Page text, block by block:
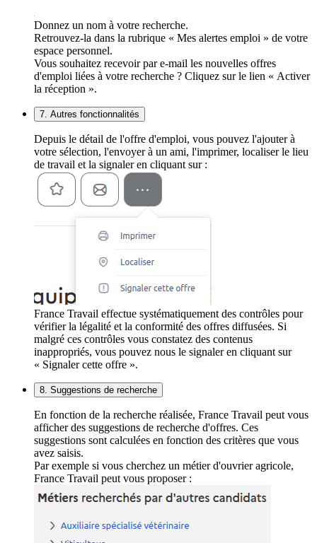
Donnez un nom à votre recherche.
Retrouvez-la dans la rubrique « Mes alertes emploi » de votre
espace personnel.
Vous souhaitez recevoir par e-mail les nouvelles offres
d'emploi liées à votre recherche ? Cliquez sur le lien « Activer
la réception ».
7. Autres fonctionnalités
Depuis le détail de l'offre d'emploi, vous pouvez l'ajouter à
votre sélection, l'envoyer à un ami, l'imprimer, localiser le lieu
de travail et la signaler en cliquant sur :
France Travail effectue systématiquement des contrôles pour
vérifier la légalité et la conformité des offres diffusées. Si
malgré ces contrôles vous constatez des contenus
inappropriés, vous pouvez nous le signaler en cliquant sur
« Signaler cette offre ».
8. Suggestions de recherche
En fonction de la recherche réalisée, France Travail peut vous
afficher des suggestions de recherche d'offres. Ces
suggestions sont calculées en fonction des critères que vous
avez saisis.
Par exemple si vous cherchez un métier d'ouvrier agricole,
France Travail peut vous proposer :